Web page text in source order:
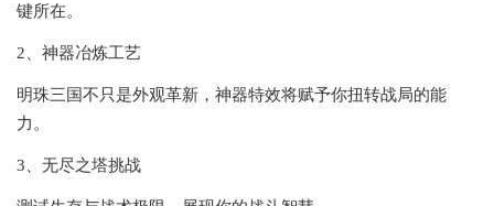
键所在。
2、神器冶炼工艺
明珠三国不只是外观革新，神器特效将赋予你扭转战局的能
力。
3、无尽之塔挑战